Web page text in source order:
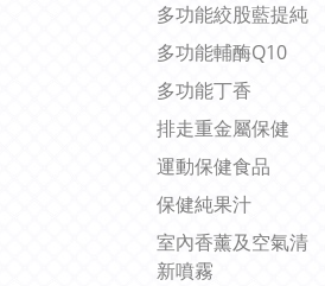
多功能絞股藍提純
多功能輔酶Q10
多功能丁香
排走重金屬保健
運動保健食品
保健純果汁
室內香薰及空氣清
新噴霧